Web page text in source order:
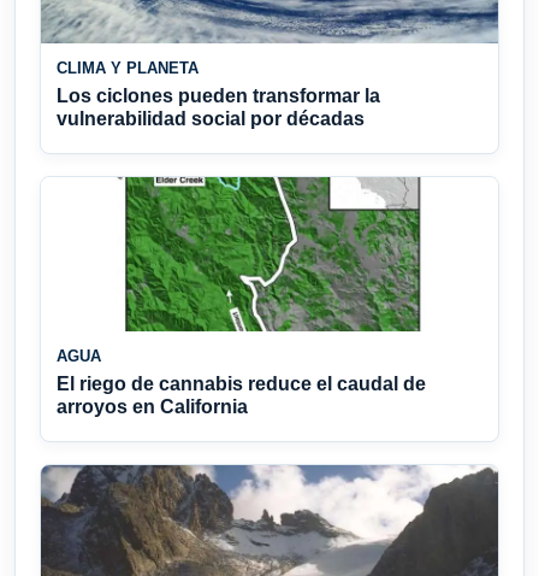
CLIMA Y PLANETA
Los ciclones pueden transformar la
vulnerabilidad social por décadas
AGUA
El riego de cannabis reduce el caudal de
arroyos en California